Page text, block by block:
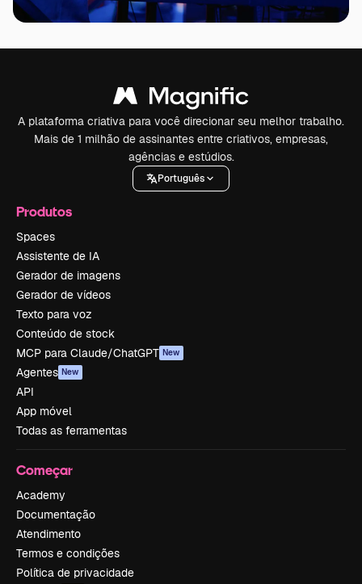
A plataforma criativa para você direcionar seu melhor trabalho.
Mais de 1 milhão de assinantes entre criativos, empresas,
agências e estúdios.
Português
Produtos
Spaces
Assistente de IA
Gerador de imagens
Gerador de vídeos
Texto para voz
Conteúdo de stock
MCP para Claude/ChatGPT New
Agentes New
API
App móvel
Todas as ferramentas
Começar
Academy
Documentação
Atendimento
Termos e condições
Política de privacidade